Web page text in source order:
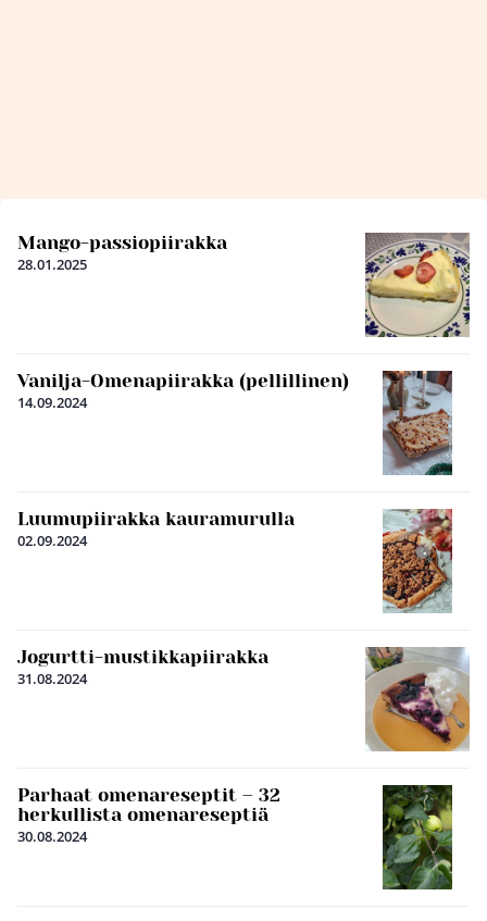
Mango-passiopiirakka
28.01.2025
Vanilja-Omenapiirakka (pellillinen)
14.09.2024
Luumupiirakka kauramurulla
02.09.2024
Jogurtti-mustikkapiirakka
31.08.2024
Parhaat omenareseptit – 32
herkullista omenareseptiä
30.08.2024